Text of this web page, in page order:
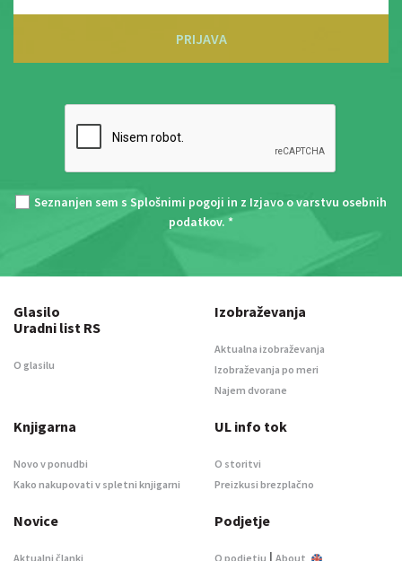
PRIJAVA
Seznanjen sem s Splošnimi pogoji in z Izjavo o varstvu osebnih
podatkov. *
Glasilo
Uradni list RS
O glasilu
Izobraževanja
Aktualna izobraževanja
Izobraževanja po meri
Najem dvorane
Knjigarna
Novo v ponudbi
Kako nakupovati v spletni knjigarni
UL info tok
O storitvi
Preizkusi brezplačno
Novice
Aktualni članki
Podjetje
O podjetju | About